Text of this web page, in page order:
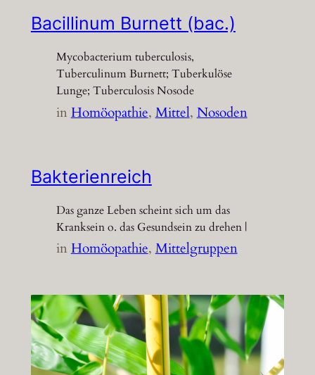
Bacillinum Burnett (bac.)
Mycobacterium tuberculosis,
Tuberculinum Burnett; Tuberkulöse
Lunge; Tuberculosis Nosode
inHomöopathie, Mittel, Nosoden
Bakterienreich
Das ganze Leben scheint sich um das
Kranksein o. das Gesundsein zu drehen |
inHomöopathie, Mittelgruppen